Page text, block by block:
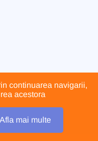
Autism 2021
continuarea navigarii,
acestora
Afla mai multe